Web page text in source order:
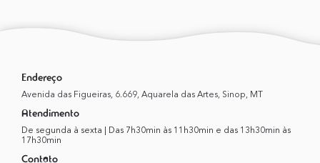
Endereço
Avenida das Figueiras, 6.669, Aquarela das Artes, Sinop, MT
Atendimento
De segunda à sexta | Das 7h30min às 11h30min e das 13h30min às
17h30min
Contato